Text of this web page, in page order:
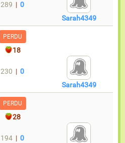
289 |0
Sarah4349
PERDU
18
230 |0
Sarah4349
PERDU
28
194 |0